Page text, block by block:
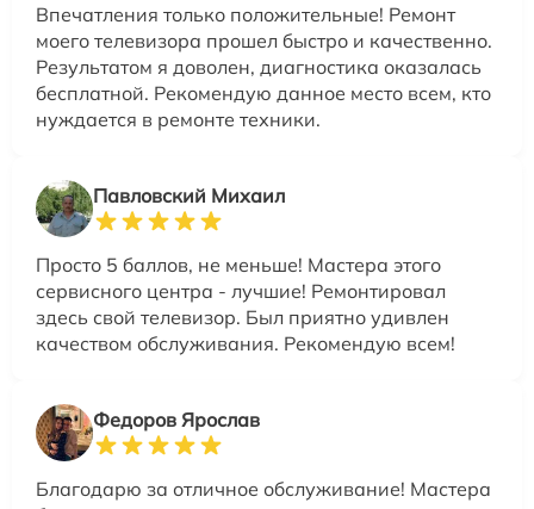
Впечатления только положительные! Ремонт
моего телевизора прошел быстро и качественно.
Результатом я доволен, диагностика оказалась
бесплатной. Рекомендую данное место всем, кто
нуждается в ремонте техники.
Павловский Михаил
Просто 5 баллов, не меньше! Мастера этого
сервисного центра - лучшие! Ремонтировал
здесь свой телевизор. Был приятно удивлен
качеством обслуживания. Рекомендую всем!
Федоров Ярослав
Благодарю за отличное обслуживание! Мастера